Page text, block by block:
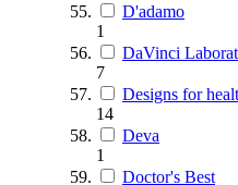
D'adamo
1
DaVinci
7
Designs for
14
Deva
1
Doctor's Best